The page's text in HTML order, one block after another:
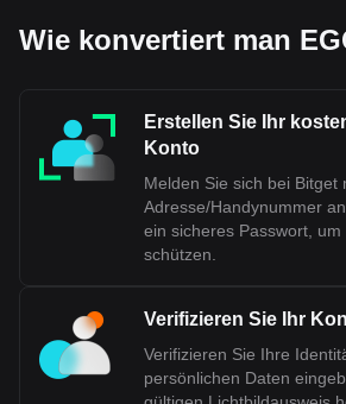
Wie konvertiert man
Erstellen Sie Ihr
Konto
Melden Sie sich bei Bitget
Adresse/Handynummer
ein sicheres Passwort, um
schützen.
Verifizieren Sie Ihr
Verifizieren Sie Ihre
persönlichen Daten